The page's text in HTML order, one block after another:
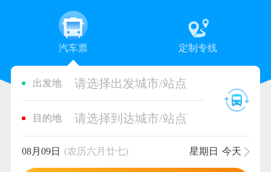
汽车票 定制专线
出发地 请选择出发城市/站点
目的地 请选择到达城市/站点
08月09日 (农历六月廿七) 星期日 今天